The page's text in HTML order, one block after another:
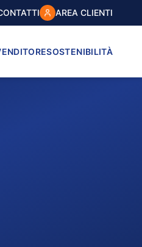
AREA CLIENTI
SOSTENIBILITÀ